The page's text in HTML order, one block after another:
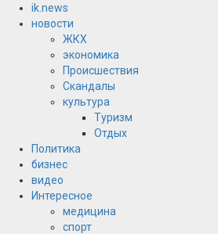
ik.news
новости
ЖКХ
экономика
Происшествия
Скандалы
культура
Туризм
Отдых
Политика
бизнес
видео
Интересное
медицина
спорт